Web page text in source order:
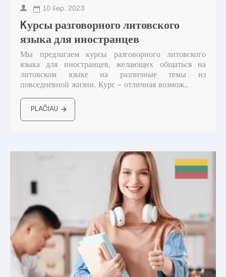
10 liep. 2023
Kурсы разговорного литовского
языка для иностранцев
Мы предлагаем курсы разговорного литовского
языка для иностранцев, желающих общаться на
литовском языке на различные темы из
повседневной жизни. Курс - отличная возмож..
PLAČIAU